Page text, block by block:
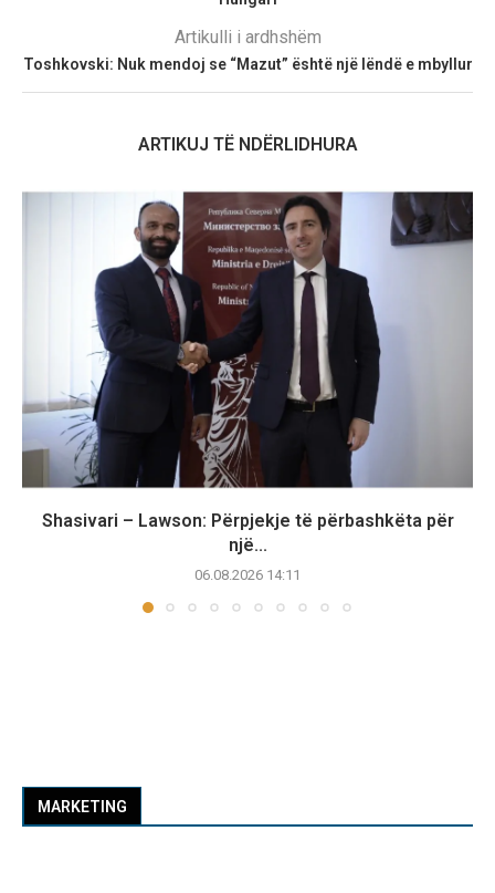
Artikulli i ardhshëm
Toshkovski: Nuk mendoj se “Mazut” është një lëndë e mbyllur
ARTIKUJ TË NDËRLIDHURA
Shasivari – Lawson: Përpjekje të përbashkëta për
një...
06.08.2026 14:11
MARKETING